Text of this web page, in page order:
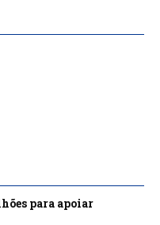
para apoiar